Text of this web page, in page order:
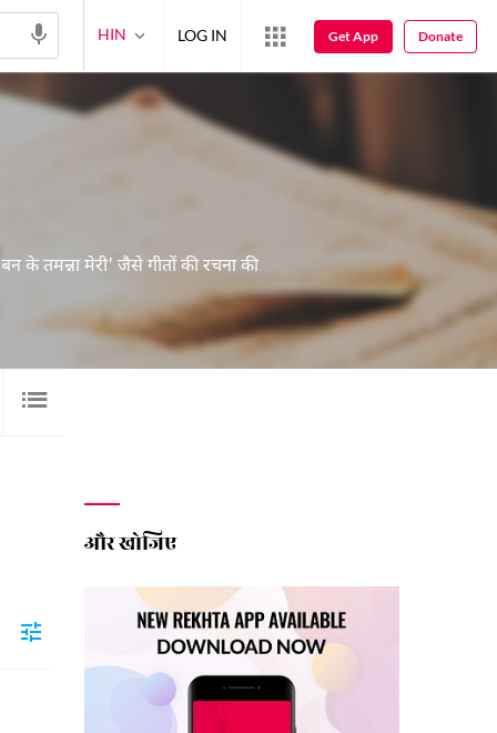
के तमन्ना मेरी' जैसे गीतों की रचना की
ऑडियो
और खोजिए
HIN LOG IN Get App Donate